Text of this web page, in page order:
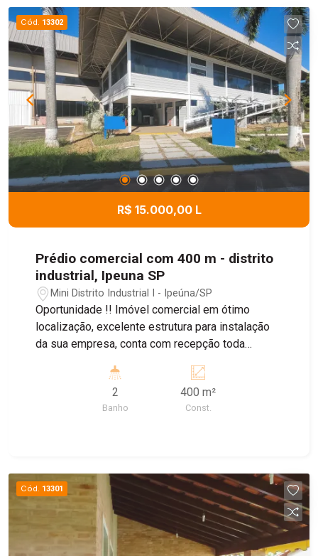
comerciais, logísticas e de armazenamento,
oferecendo praticidade, funcionalidade e ótimo
aproveitamento dos espaços. Uma excelente
oportunidade para empresas que buscam um
local amplo e bem estruturado para suas
operações.
Cód. 13302
R$ 15.000,00 L
Prédio comercial com 400 m - distrito
industrial, Ipeuna SP
Mini Distrito Industrial I - Ipeúna/SP
Oportunidade !! Imóvel comercial em ótimo
localização, excelente estrutura para instalação
da sua empresa, conta com recepção toda
espaços já com móveis ( a negociar ) e ar
condicionado para melhor ambiente de trabalho,
2
Banho
400 m²
Const.
Cód. 13301